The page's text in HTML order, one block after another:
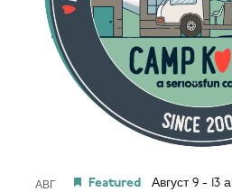
АВГ Featured Август 9 - 13